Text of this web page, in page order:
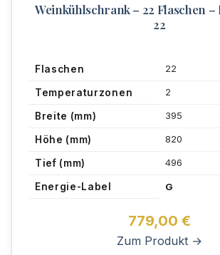
Weinkühlschrank – 22 Flaschen –
22
Flaschen 22
Temperaturzonen 2
Breite (mm) 395
Höhe (mm) 820
Tief (mm) 496
Energie-Label G
779,00 €
Zum Produkt →